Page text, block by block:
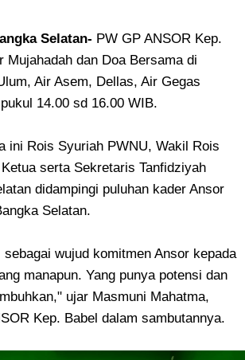
Selatan- PW GP ANSOR Kep.
Mujahadah dan Doa Bersama di
Air Asem, Dellas, Air Gegas
14.00 sd 16.00 WIB.
ini Rois Syuriah PWNU, Wakil Rois
serta Sekretaris Tanfidziyah
didampingi puluhan kader Ansor
Selatan.
wujud komitmen Ansor kepada
manapun. Yang punya potensi dan
ujar Masmuni Mahatma,
Kep. Babel dalam sambutannya.